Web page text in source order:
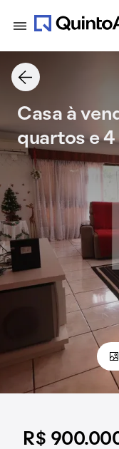
R$
Casa à
quartos e 4